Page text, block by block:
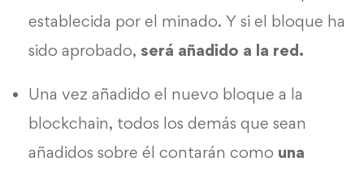
establecida por el minado. Y si el bloque ha
sido aprobado, será añadido a la red.
Una vez añadido el nuevo bloque a la
blockchain, todos los demás que sean
añadidos sobre él contarán como una